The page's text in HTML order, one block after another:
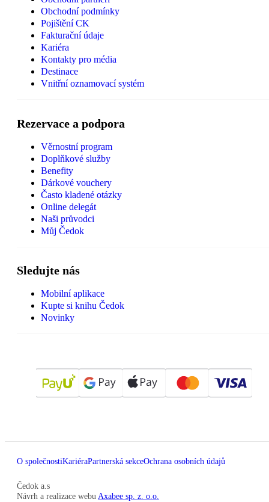
Obchodní podmínky
Pojištění CK
Fakturační údaje
Kariéra
Kontakty pro média
Destinace
Vnitřní oznamovací systém
Rezervace a podpora
Věrnostní program
Doplňkové služby
Benefity
Dárkové vouchery
Často kladené otázky
Online delegát
Naši průvodci
Můj Čedok
Sledujte nás
Mobilní aplikace
Kupte si knihu Čedok
Novinky
O společnostiKariéraPartnerská sekceOchrana osobních údajů
Čedok a.s
Návrh a realizace webu Axabee sp. z. o.o.